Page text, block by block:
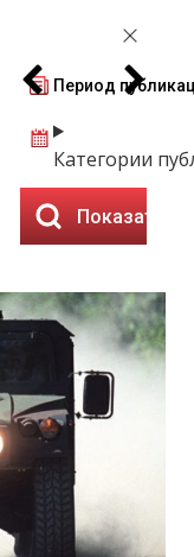
Период
Категории
Показать